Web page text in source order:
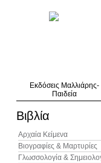
Εκδόσεις Μαλλιάρης-
Παιδεία
Βιβλία
Αρχαία Κείμενα
Βιογραφίες & Μαρτυρίες
Γλωσσολογία &